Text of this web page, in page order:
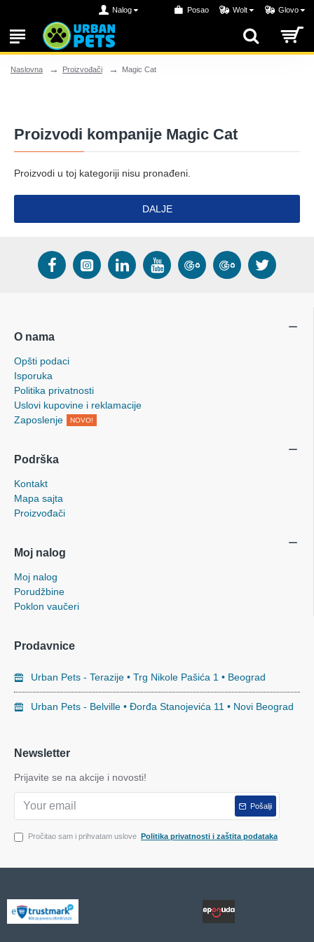
Nalog Posao Wolt Glovo
Naslovna Proizvođači Magic Cat
Proizvodi kompanije Magic Cat
Proizvodi u toj kategoriji nisu pronađeni.
DALJE
O nama
Opšti podaci
Isporuka
Politika privatnosti
Uslovi kupovine i reklamacije
Zaposlenje
NOVO!
Podrška
Kontakt
Mapa sajta
Proizvođači
Moj nalog
Moj nalog
Porudžbine
Poklon vaučeri
Prodavnice
Urban Pets - Terazije • Trg Nikole Pašića 1 • Beograd
Urban Pets - Belville • Đorđa Stanojevića 11 • Novi Beograd
Newsletter
Prijavite se na akcije i novosti!
Pošalji
Pročitao sam i prihvatam uslove Politika privatnosti i zaštita podataka